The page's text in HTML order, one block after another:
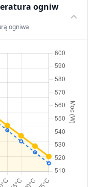
ogniw
ogniwa